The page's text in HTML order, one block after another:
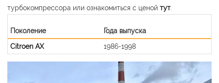
турбокомпрессора или ознакомиться с ценой тут
Поколение
Года выпуска
Citroen AX
1986-1998